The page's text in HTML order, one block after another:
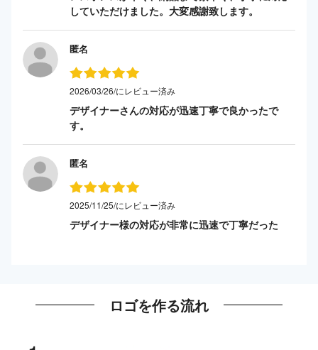
していただけました。大変感謝致します。
匿名
2026/03/26/にレビュー済み
デザイナーさんの対応が迅速丁寧で良かったで
す。
匿名
2025/11/25/にレビュー済み
デザイナー様の対応が非常に迅速で丁寧だった
ロゴを作る流れ